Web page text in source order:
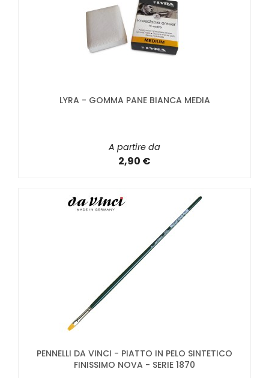
LYRA - GOMMA PANE BIANCA MEDIA
A partire da
2,90 €
PENNELLI DA VINCI - PIATTO IN PELO SINTETICO
FINISSIMO NOVA - SERIE 1870